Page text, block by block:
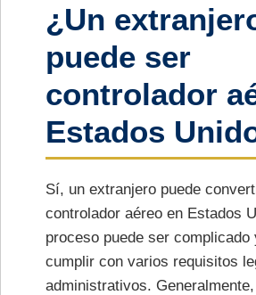
¿Un
puede ser
controlador
Estados
Sí, un extranjero puede
controlador aéreo en Estados
proceso puede ser complicado
cumplir con varios requisitos
administrativos.